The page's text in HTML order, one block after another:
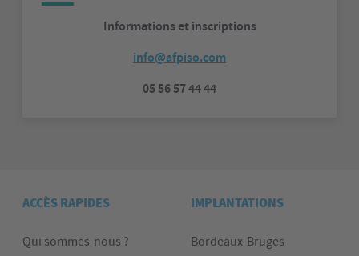
Informations et inscriptions
info@afpiso.com
05 56 57 44 44
ACCÈS RAPIDES
Qui sommes-nous ?
IMPLANTATIONS
Bordeaux-Bruges